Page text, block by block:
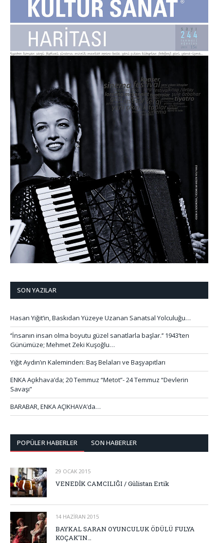
SON YAZILAR
Hasan Yiğit’in, Baskıdan Yüzeye Uzanan Sanatsal Yolculuğu…
‘’İnsanın insan olma boyutu güzel sanatlarla başlar.’’ 1943’ten
Günümüze; Mehmet Zeki Kuşoğlu…
Yiğit Aydın’ın Kaleminden: Baş Belaları ve Başyapıtları
ENKA Açıkhava’da; 20 Temmuz “Metot”- 24 Temmuz “Devlerin
Savaşı”
BARABAR, ENKA AÇIKHAVA’da…
POPÜLER HABERLER SON HABERLER
29 OCAK 2015
VENEDİK CAMCILIĞI / Gülistan Ertik
14 HAZIRAN 2015
BAYKAL SARAN OYUNCULUK ÖDÜLÜ FULYA
KOÇAK’IN…